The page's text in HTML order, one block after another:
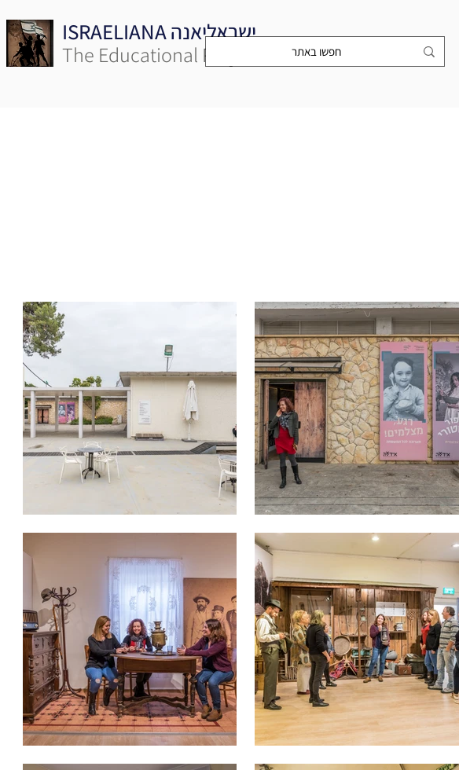
ISRAELIANA ישראליאנה
The Educational Project